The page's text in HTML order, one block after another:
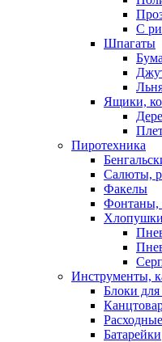
С
Шпагаты
Ящики,
Пиротехника
Салюты,
Факелы
Фонтаны,
Инструменты,
Блоки для
Батарейки